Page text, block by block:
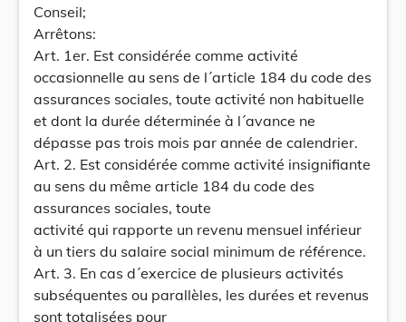
Conseil;
Arrêtons:
Art. 1er. Est considérée comme activité
occasionnelle au sens de l´article 184 du code des
assurances sociales, toute activité non habituelle
et dont la durée déterminée à l´avance ne
dépasse pas trois mois par année de calendrier.
Art. 2. Est considérée comme activité insignifiante
au sens du même article 184 du code des
assurances sociales, toute
activité qui rapporte un revenu mensuel inférieur
à un tiers du salaire social minimum de référence.
Art. 3. En cas d´exercice de plusieurs activités
subséquentes ou parallèles, les durées et revenus
sont totalisées pour